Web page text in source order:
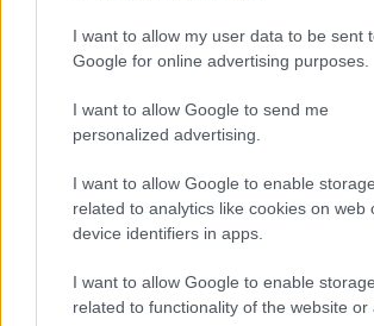
I want to allow my user data to be sent
Google for online advertising purposes.
I want to allow Google to send me
personalized advertising.
I want to allow Google to enable storage
related to analytics like cookies on web
device identifiers in apps.
I want to allow Google to enable storage
related to functionality of the website or
προοπτικών
Ο απόλυτος
ισορροπία